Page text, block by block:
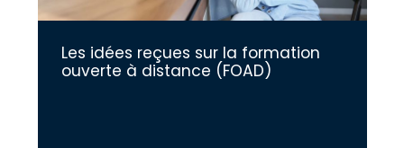
Les idées reçues sur la formation
ouverte à distance (FOAD)